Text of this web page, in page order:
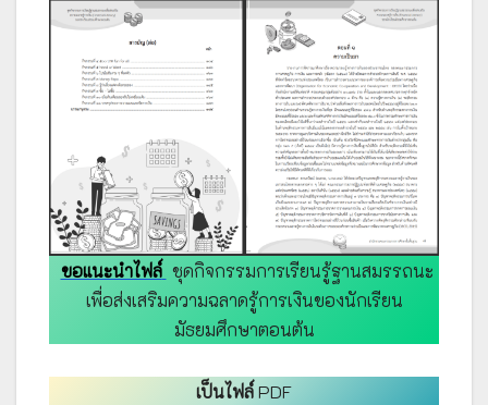
ขอแนะนำไฟล์ ชุดกิจกรรมการเรียนรู้ฐานสมรรถนะ
เพื่อส่งเสริมความฉลาดรู้การเงินของนักเรียน
มัธยมศึกษาตอนต้น
เป็นไฟล์PDF